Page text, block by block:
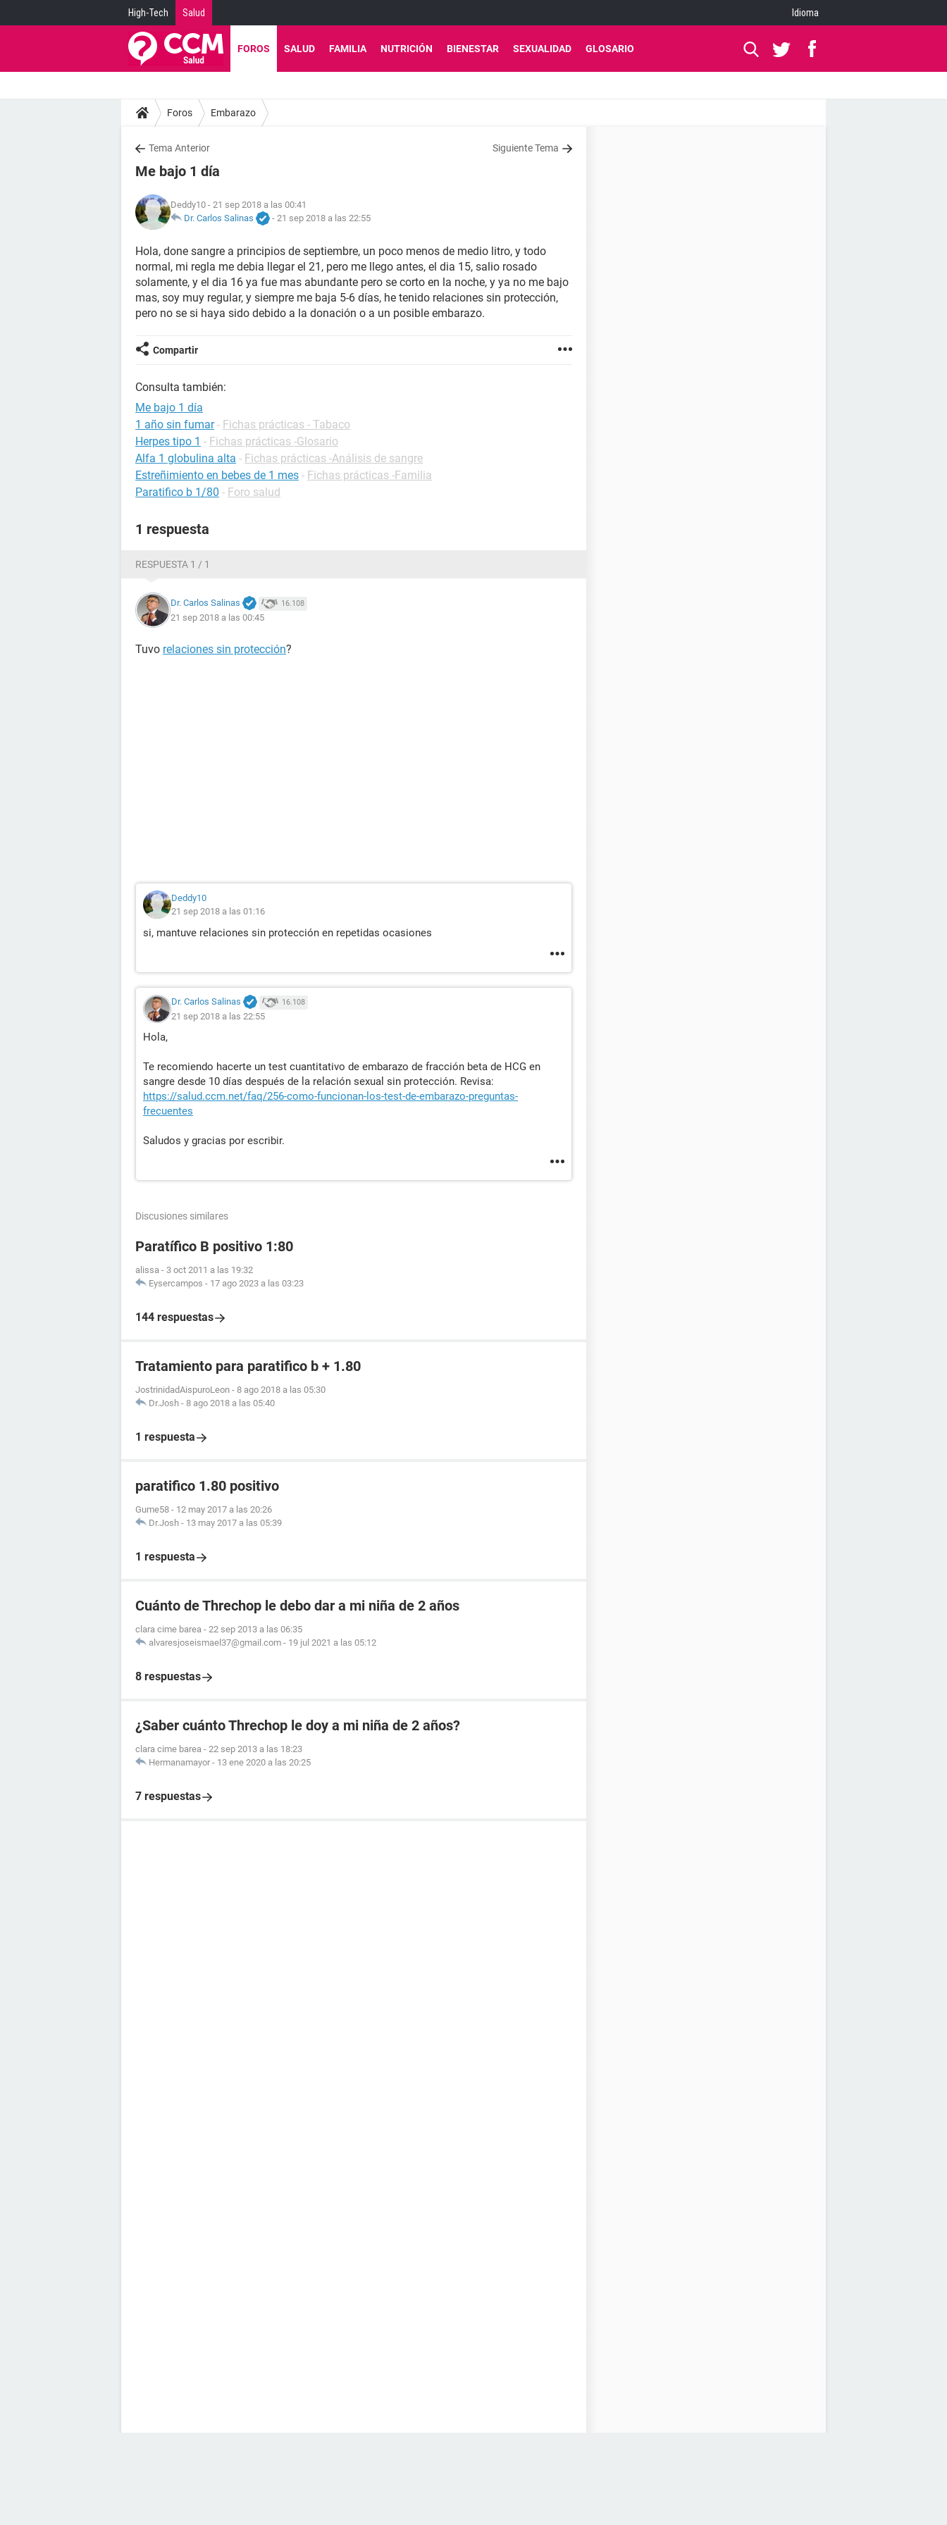
High-Tech Salud Idioma
FOROS SALUD FAMILIA NUTRICIÓN BIENESTAR SEXUALIDAD GLOSARIO
Foros Embarazo
Tema Anterior Siguiente Tema
Me bajo 1 día
Deddy10 - 21 sep 2018 a las 00:41
Dr. Carlos Salinas
- 21 sep 2018 a las 22:55
Hola, done sangre a principios de septiembre, un poco menos de medio litro, y todo
normal, mi regla me debia llegar el 21, pero me llego antes, el dia 15, salio rosado
solamente, y el dia 16 ya fue mas abundante pero se corto en la noche, y ya no me bajo
mas, soy muy regular, y siempre me baja 5-6 días, he tenido relaciones sin protección,
pero no se si haya sido debido a la donación o a un posible embarazo.
Compartir
Consulta también:
Me bajo 1 día
1 año sin fumar - Fichas prácticas - Tabaco
Herpes tipo 1 - Fichas prácticas -Glosario
Alfa 1 globulina alta - Fichas prácticas -Análisis de sangre
Estreñimiento en bebes de 1 mes - Fichas prácticas -Familia
Paratifico b 1/80 - Foro salud
1 respuesta
RESPUESTA 1 / 1
Dr. Carlos Salinas 16.108
21 sep 2018 a las 00:45
Tuvo relaciones sin protección?
Deddy10
21 sep 2018 a las 01:16
si, mantuve relaciones sin protección en repetidas ocasiones
Dr. Carlos Salinas 16.108
21 sep 2018 a las 22:55
Hola,
Te recomiendo hacerte un test cuantitativo de embarazo de fracción beta de HCG en
sangre desde 10 días después de la relación sexual sin protección. Revisa:
https://salud.ccm.net/faq/256-como-funcionan-los-test-de-embarazo-preguntas-
frecuentes
Saludos y gracias por escribir.
Discusiones similares
Paratífico B positivo 1:80
alissa - 3 oct 2011 a las 19:32
Eysercampos - 17 ago 2023 a las 03:23
144 respuestas
Tratamiento para paratifico b + 1.80
JostrinidadAispuroLeon - 8 ago 2018 a las 05:30
Dr.Josh - 8 ago 2018 a las 05:40
1 respuesta
paratifico 1.80 positivo
Gume58 - 12 may 2017 a las 20:26
Dr.Josh - 13 may 2017 a las 05:39
1 respuesta
Cuánto de Threchop le debo dar a mi niña de 2 años
clara cime barea - 22 sep 2013 a las 06:35
alvaresjoseismael37@gmail.com - 19 jul 2021 a las 05:12
8 respuestas
¿Saber cuánto Threchop le doy a mi niña de 2 años?
clara cime barea - 22 sep 2013 a las 18:23
Hermanamayor - 13 ene 2020 a las 20:25
7 respuestas